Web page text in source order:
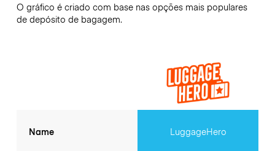
O gráfico é criado com base nas opções mais populares
de depósito de bagagem.
Name LuggageHero